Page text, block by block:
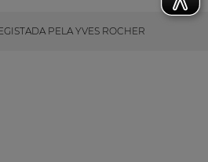
PELA YVES ROCHER